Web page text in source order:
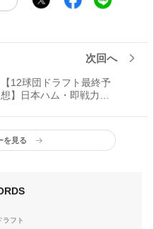
次回へ
【12球団ドラフト最終予
想】日本ハム・即戦力の
照準
を見る
ラフト